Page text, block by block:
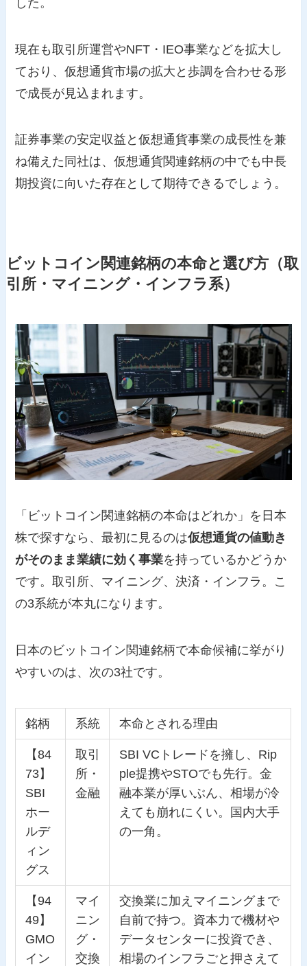
現在も取引所運営やNFT・IEO事業などを拡大し
ており、仮想通貨市場の拡大と歩調を合わせる形
で成長が見込まれます。
証券事業の安定収益と仮想通貨事業の成長性を兼
ね備えた同社は、仮想通貨関連銘柄の中でも中長
期投資に向いた存在として期待できるでしょう。
ビットコイン関連銘柄の本命と選び方（取
引所・マイニング・インフラ系）
「ビットコイン関連銘柄の本命はどれか」を日本
株で探すなら、最初に見るのは仮想通貨の値動き
がそのまま業績に効く事業を持っているかどうか
です。取引所、マイニング、決済・インフラ。こ
の3系統が本丸になります。
日本のビットコイン関連銘柄で本命候補に挙がり
やすいのは、次の3社です。
銘柄 系統 本命とされる理由
【84
73】
SBI
ホー
ルデ
ィン
グス
取引
所・
金融
SBI VCトレードを擁し、Rip
ple提携やSTOでも先行。金
融本業が厚いぶん、相場が冷
えても崩れにくい。国内大手
の一角。
【94
49】
GMO
イン
マイ
ニン
グ・
交換
交換業に加えマイニングまで
自前で持つ。資本力で機材や
データセンターに投資でき、
相場のインフラごと押さえて